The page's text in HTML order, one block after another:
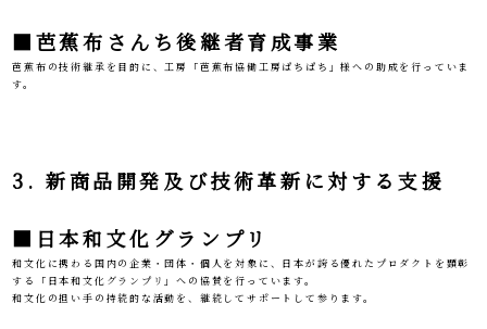
■芭蕉布さんち後継者育成事業
芭蕉布の技術継承を目的に、工房「芭蕉布協働工房ぱちぱち」様への助成を行っていま
す。
3. 新商品開発及び技術革新に対する支援
■日本和文化グランプリ
和文化に携わる国内の企業・団体・個人を対象に、日本が誇る優れたプロダクトを顕彰
する「日本和文化グランプリ」への協賛を行っています。
和文化の担い手の持続的な活動を、継続してサポートして参ります。